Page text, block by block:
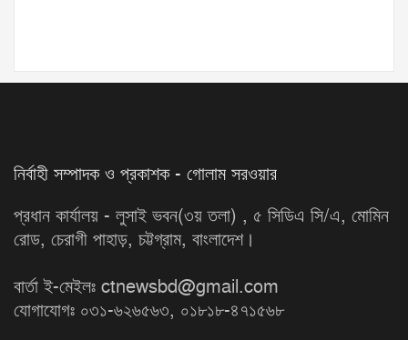
নির্বাহী সম্পাদক ও প্রকাশক - গোলাম সরওয়ার
প্রধান কার্যালয় - লুসাই ভবন(৩য় তলা) , ৫ সিডিএ সি/এ, মোমিন
রোড, চেরাগী পাহাড়, চট্টগ্রাম, বাংলাদেশ।
বার্তা ই-মেইলঃ ctnewsbd@gmail.com
যোগাযোগঃ ০৩১-৬২৬৫৬৩, ০১৮১৮-৪৭১৫৬৮